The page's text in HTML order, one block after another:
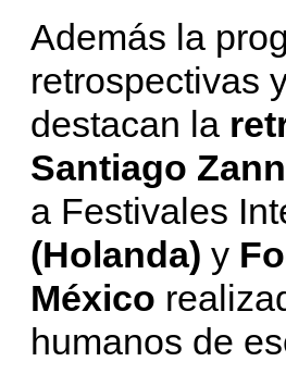
Además la
retrospectivas
destacan la
Santiago
a Festivales
(Holanda) y
México
humanos de